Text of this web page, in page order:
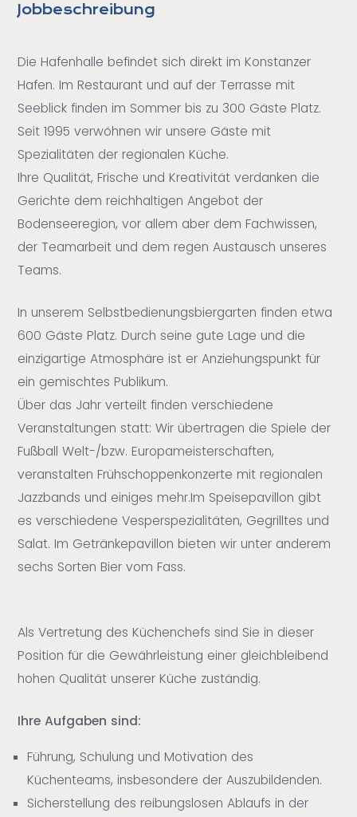
Jobbeschreibung
Die Hafenhalle befindet sich direkt im Konstanzer
Hafen. Im Restaurant und auf der Terrasse mit
Seeblick finden im Sommer bis zu 300 Gäste Platz.
Seit 1995 verwöhnen wir unsere Gäste mit
Spezialitäten der regionalen Küche.
Ihre Qualität, Frische und Kreativität verdanken die
Gerichte dem reichhaltigen Angebot der
Bodenseeregion, vor allem aber dem Fachwissen,
der Teamarbeit und dem regen Austausch unseres
Teams.
In unserem Selbstbedienungsbiergarten finden etwa
600 Gäste Platz. Durch seine gute Lage und die
einzigartige Atmosphäre ist er Anziehungspunkt für
ein gemischtes Publikum.
Über das Jahr verteilt finden verschiedene
Veranstaltungen statt: Wir übertragen die Spiele der
Fußball Welt-/bzw. Europameisterschaften,
veranstalten Frühschoppenkonzerte mit regionalen
Jazzbands und einiges mehr.Im Speisepavillon gibt
es verschiedene Vesperspezialitäten, Gegrilltes und
Salat. Im Getränkepavillon bieten wir unter anderem
sechs Sorten Bier vom Fass.
Als Vertretung des Küchenchefs sind Sie in dieser
Position für die Gewährleistung einer gleichbleibend
hohen Qualität unserer Küche zuständig.
Ihre Aufgaben sind:
Führung, Schulung und Motivation des
Küchenteams, insbesondere der Auszubildenden.
Sicherstellung des reibungslosen Ablaufs in der